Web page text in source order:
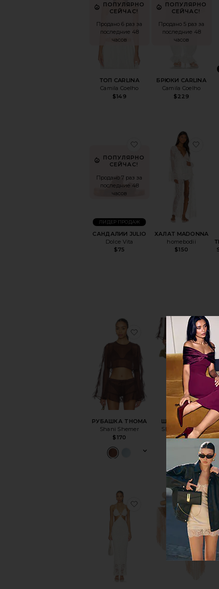
ПОПУЛЯРНО
СЕЙЧАС!
Продано 6 раз за
последние 48
часов
ТОП CARLINA
Camila Coelho
$149
ПОПУЛЯРНО
СЕЙЧАС!
Продано 5 раз за
последние 48
часов
БРЮКИ CARLINA
Camila Coelho
$229
ПОПУЛЯРНО
СЕЙЧАС!
Продано 7 раз за
последние 48
часов
САНДАЛИИ JULIO
Dolce Vita
$75
ЛИДЕР ПРОДАЖ
ХАЛАТ MADONNA
homebodii
$150
РУБАШКА THOMA
Shani Shemer
$170
избранноеРУБАШКА
ШОРТЫ SHAY
Shani Shemer
$185
избранноеМАКСИ